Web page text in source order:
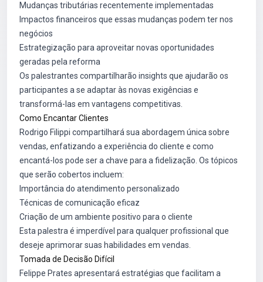
Mudanças tributárias recentemente implementadas
Impactos financeiros que essas mudanças podem ter nos
negócios
Estrategização para aproveitar novas oportunidades
geradas pela reforma
Os palestrantes compartilharão insights que ajudarão os
participantes a se adaptar às novas exigências e
transformá-las em vantagens competitivas.
Como Encantar Clientes
Rodrigo Filippi compartilhará sua abordagem única sobre
vendas, enfatizando a experiência do cliente e como
encantá-los pode ser a chave para a fidelização. Os tópicos
que serão cobertos incluem:
Importância do atendimento personalizado
Técnicas de comunicação eficaz
Criação de um ambiente positivo para o cliente
Esta palestra é imperdível para qualquer profissional que
deseje aprimorar suas habilidades em vendas.
Tomada de Decisão Difícil
Felippe Prates apresentará estratégias que facilitam a